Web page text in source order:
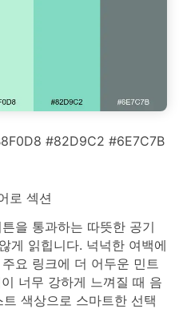
#82D9C2 #6E7C7B
로 섹션
을 통과하는 따뜻한 공기
게 읽힙니다. 넉넉한 여백에
요 링크에 더 어두운 민트
너무 강하게 느껴질 때 음
색상으로 스마트한 선택